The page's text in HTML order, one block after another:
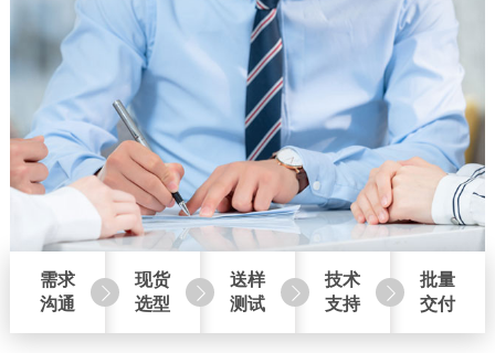
需求
沟通
现货
选型
送样
测试
技术
支持
批量
交付